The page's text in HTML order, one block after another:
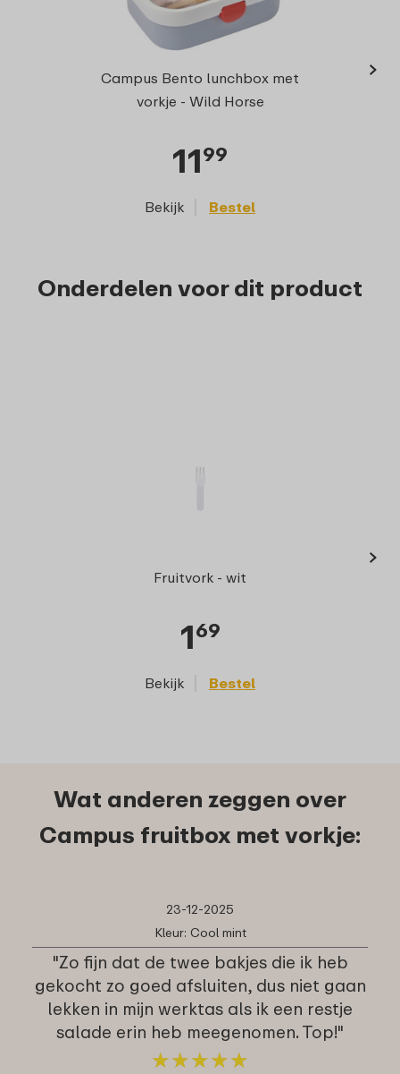
Campus Bento lunchbox met
vorkje - Wild Horse
1199
Bekijk Bestel
›
Onderdelen voor dit product
Fruitvork - wit
169
Bekijk Bestel
›
Wat anderen zeggen over
Campus fruitbox met vorkje:
23-12-2025
Kleur: Cool mint
"Zo fijn dat de twee bakjes die ik heb
gekocht zo goed afsluiten, dus niet gaan
lekken in mijn werktas als ik een restje
salade erin heb meegenomen. Top!"
★★★★★
★★★★★